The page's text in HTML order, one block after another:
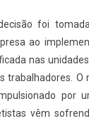
foi
ao
nas
trabalhadores.
por
vêm